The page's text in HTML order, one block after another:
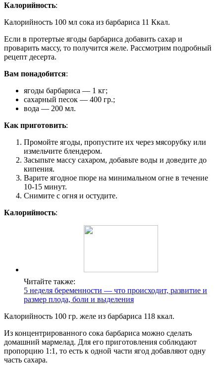
Калорийность:
Калорийность 100 мл сока из барбариса 11 Ккал.
Если в протертые ягоды барбариса добавить сахар и
проварить массу, то получится желе. Рассмотрим подробный
рецепт десерта.
Вам понадобится:
ягоды барбариса — 1 кг;
сахарный песок — 400 гр.;
вода — 200 мл.
Как приготовить:
Промойте ягоды, пропустите их через мясорубку или
измельчите блендером.
Засыпьте массу сахаром, добавьте воды и доведите до
кипения.
Варите ягодное пюре на минимальном огне в течение
10-15 минут.
Снимите с огня и остудите.
Калорийность:
Читайте также:
5 неделя беременности — что происходит, развитие и
размер плода, боли и выделения
Калорийность 100 гр. желе из барбариса 118 ккал.
Из концентрированного сока барбариса можно сделать
домашний мармелад. Для его приготовления соблюдают
пропорцию 1:1, то есть к одной части ягод добавляют одну
часть сахара.